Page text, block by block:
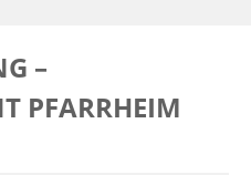
–
PFARRHEIM